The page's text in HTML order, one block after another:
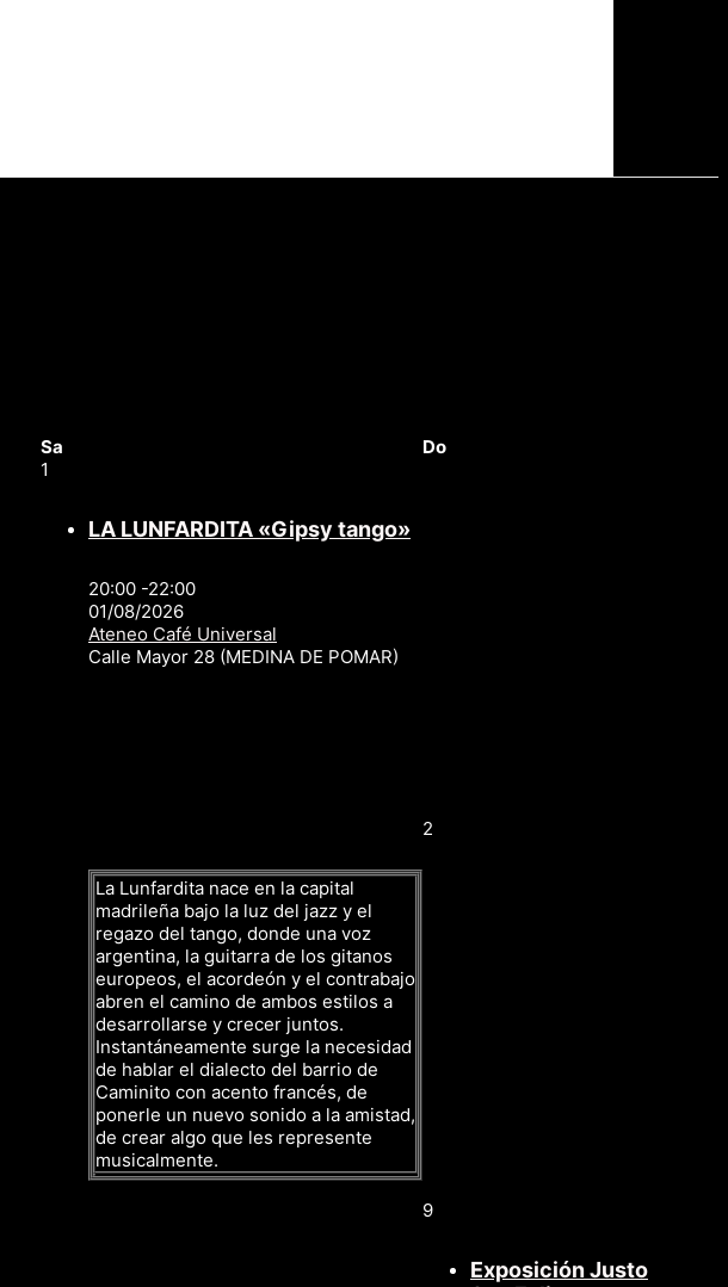
Sa
Do
1
LA LUNFARDITA «Gipsy tango»
20:00 -22:00
01/08/2026
Ateneo Café Universal
Calle Mayor 28 (MEDINA DE POMAR)
La Lunfardita nace en la capital
madrileña bajo la luz del jazz y el
regazo del tango, donde una voz
argentina, la guitarra de los gitanos
europeos, el acordeón y el contrabajo
abren el camino de ambos estilos a
desarrollarse y crecer juntos.
Instantáneamente surge la necesidad
de hablar el dialecto del barrio de
Caminito con acento francés, de
ponerle un nuevo sonido a la amistad,
de crear algo que les represente
musicalmente.
2
9
Exposición Justo